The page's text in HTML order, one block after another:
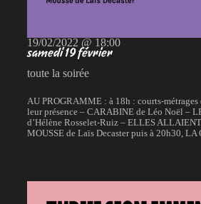
19/02/2022 @ 18:00
samedi 19 février
toute la soirée
AU PROGRAMME : à 18h : courts-métrages
leur présence – CARABINE de Léo Noël –
d’Hélène Rosselet-Ruiz – ELLES
MOUSSE de Laïs Decaster puis à 20h30, LA